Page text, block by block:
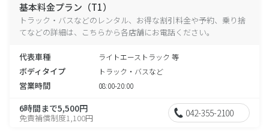
基本料金プラン（T1）
トラック・バスなどのレンタル、お得な割引料金や予約、乗り捨
てなどの詳細は、こちらから各店舗にお電話ください。
代表車種 ライトエーストラック 等
ボディタイプ トラック・バスなど
営業時間 08:00-20:00
6時間まで5,500円
免責補償制度1,100円 042-355-2100